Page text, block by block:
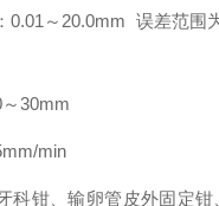
0.01～20.0mm 误差范围
30mm
min
科钳、输卵管皮外固定钳